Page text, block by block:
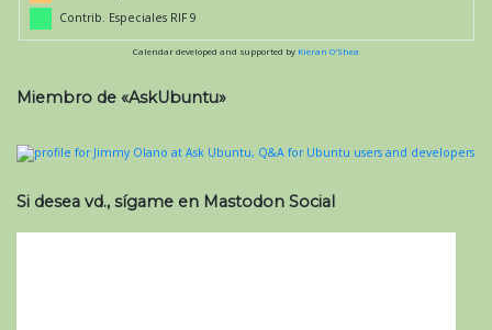
Contrib. Especiales RIF 9
Calendar developed and supported by Kieran O'Shea
Miembro de «AskUbuntu»
Si desea vd., sígame en Mastodon Social